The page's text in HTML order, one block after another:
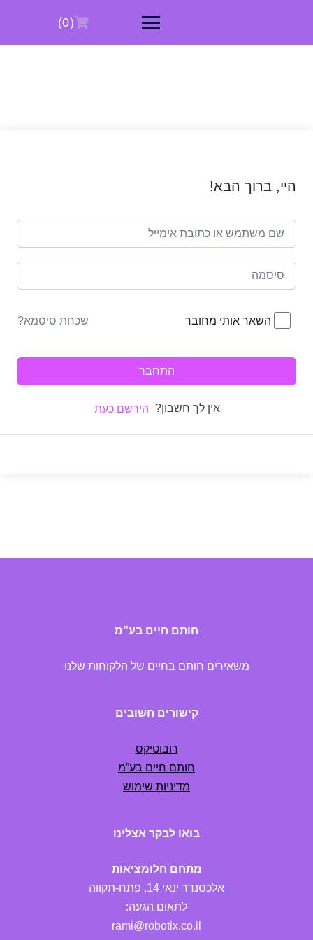
(0)
היי, ברוך הבא!
השאר אותי מחובר שכחת סיסמא?
התחבר
אין לך חשבון? הירשם כעת
חותם חיים בע”מ
משאירים חותם בחיים של הלקוחות שלנו
קישורים חשובים
רובוטיקס
חותם חיים בע”מ
מדיניות שימוש
בואו לבקר אצלינו
מתחם חלומציאות
אלכסנדר ינאי 14, פתח-תקווה
לתאום הגעה:
rami@robotix.co.il